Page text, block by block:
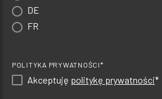
DE
FR
POLITYKA PRYWATNOŚCI*
Akceptuję politykę prywatności*